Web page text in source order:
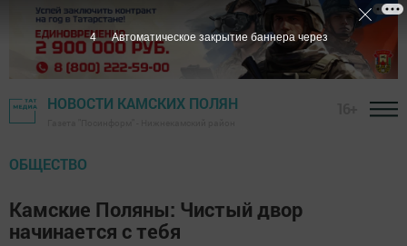
НОВОСТИ КАМСКИХ ПОЛЯН
ОБЩЕСТВО
Камские Поляны: Чистый двор
начинается с тебя
3 Автоматическое закрытие баннера через